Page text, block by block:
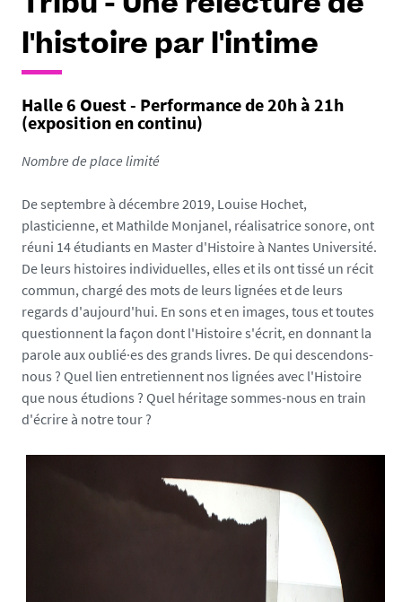
Tribu - Une relecture de
l'histoire par l'intime
Halle 6 Ouest - Performance de 20h à 21h
(exposition en continu)
Nombre de place limité
De septembre à décembre 2019, Louise Hochet,
plasticienne, et Mathilde Monjanel, réalisatrice sonore, ont
réuni 14 étudiants en Master d'Histoire à Nantes Université.
De leurs histoires individuelles, elles et ils ont tissé un récit
commun, chargé des mots de leurs lignées et de leurs
regards d'aujourd'hui. En sons et en images, tous et toutes
questionnent la façon dont l'Histoire s'écrit, en donnant la
parole aux oublié·es des grands livres. De qui descendons-
nous ? Quel lien entretiennent nos lignées avec l'Histoire
que nous étudions ? Quel héritage sommes-nous en train
d'écrire à notre tour ?